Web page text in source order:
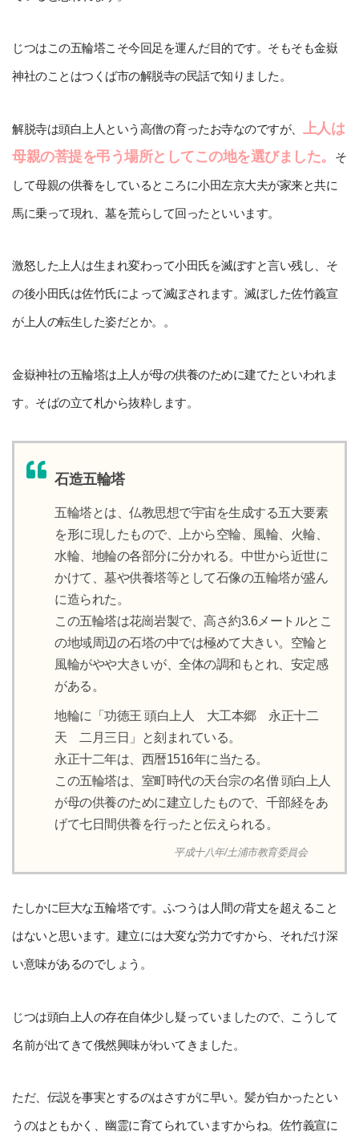
じつはこの五輪塔こそ今回足を運んだ目的です。そもそも金嶽
神社のことはつくば市の解脱寺の民話で知りました。
解脱寺は頭白上人という高僧の育ったお寺なのですが、
上人は
母親の菩提を弔う場所としてこの地を選びました。
そ
して母親の供養をしているところに小田左京大夫が家来と共に
馬に乗って現れ、墓を荒らして回ったといいます。
激怒した上人は生まれ変わって小田氏を滅ぼすと言い残し、そ
の後小田氏は佐竹氏によって滅ぼされます。滅ぼした佐竹義宣
が上人の転生した姿だとか。。
金嶽神社の五輪塔は上人が母の供養のために建てたといわれま
す。そばの立て札から抜粋します。
石造五輪塔
五輪塔とは、仏教思想で宇宙を生成する五大要素
を形に現したもので、上から空輪、風輪、火輪、
水輪、地輪の各部分に分かれる。中世から近世に
かけて、墓や供養塔等として石像の五輪塔が盛ん
に造られた。
この五輪塔は花崗岩製で、高さ約3.6メートルとこ
の地域周辺の石塔の中では極めて大きい。空輪と
風輪がやや大きいが、全体の調和もとれ、安定感
がある。
地輪に「功徳王 頭白上人 大工本郷 永正十二
天 二月三日」と刻まれている。
永正十二年は、西暦1516年に当たる。
この五輪塔は、室町時代の天台宗の名僧 頭白上人
が母の供養のために建立したもので、千部経をあ
げて七日間供養を行ったと伝えられる。
平成十八年/土浦市教育委員会
たしかに巨大な五輪塔です。ふつうは人間の背丈を超えること
はないと思います。建立には大変な労力ですから、それだけ深
い意味があるのでしょう。
じつは頭白上人の存在自体少し疑っていましたので、こうして
名前が出てきて俄然興味がわいてきました。
ただ、伝説を事実とするのはさすがに早い。髪が白かったとい
うのはともかく、幽霊に育てられていますからね。佐竹義宣に